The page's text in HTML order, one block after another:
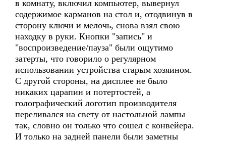
в комнату, включил компьютер, вывернул
содержимое карманов на стол и, отодвинув в
сторону ключи и мелочь, снова взял свою
находку в руки. Кнопки "запись" и
"воспроизведение/пауза" были ощутимо
затерты, что говорило о регулярном
использовании устройства старым хозяином.
С другой стороны, на дисплее не было
никаких царапин и потертостей, а
голографический логотип производителя
переливался на свету от настольной лампы
так, словно он только что сошел с конвейера.
И только на задней панели были заметны